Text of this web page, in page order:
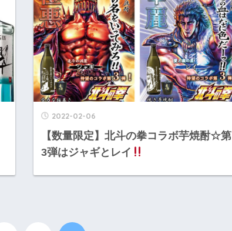
2022-02-06
【数量限定】北斗の拳コラボ芋焼酎☆第
3弾はジャギとレイ